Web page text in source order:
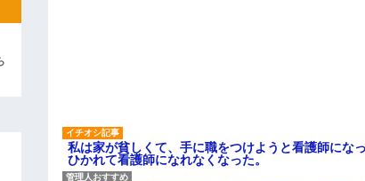
限速度で走った結果
←あまり悲しませないでく
私は家が貧しくて、手に職をつけようと看護師にな
ひかれて看護師になれなくなった。